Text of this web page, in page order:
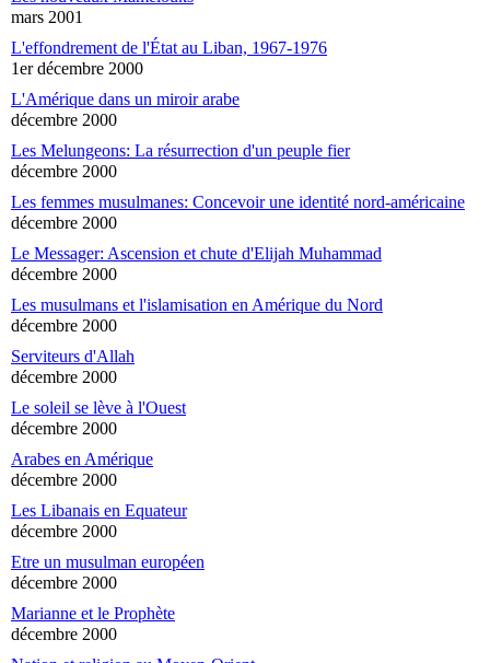
mars 2001
L'effondrement de l'État au Liban, 1967-1976
1er décembre 2000
L'Amérique dans un miroir arabe
décembre 2000
Les Melungeons: La résurrection d'un peuple fier
décembre 2000
Les femmes musulmanes: Concevoir une identité nord-américaine
décembre 2000
Le Messager: Ascension et chute d'Elijah Muhammad
décembre 2000
Les musulmans et l'islamisation en Amérique du Nord
décembre 2000
Serviteurs d'Allah
décembre 2000
Le soleil se lève à l'Ouest
décembre 2000
Arabes en Amérique
décembre 2000
Les Libanais en Equateur
décembre 2000
Etre un musulman européen
décembre 2000
Marianne et le Prophète
décembre 2000